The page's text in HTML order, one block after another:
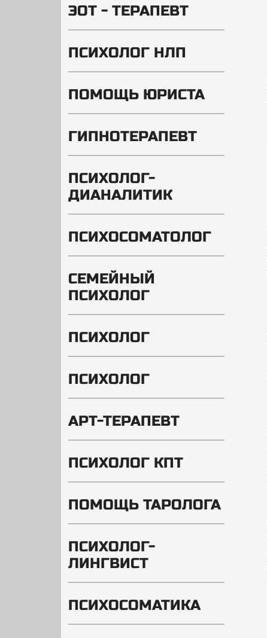
ЭОТ - ТЕРАПЕВТ
ПСИХОЛОГ НЛП
ПОМОЩЬ ЮРИСТА
ГИПНОТЕРАПЕВТ
ПСИХОЛОГ-
ДИАНАЛИТИК
ПСИХОСОМАТОЛОГ
СЕМЕЙНЫЙ
ПСИХОЛОГ
ПСИХОЛОГ
ПСИХОЛОГ
АРТ-ТЕРАПЕВТ
ПСИХОЛОГ КПТ
ПОМОЩЬ ТАРОЛОГА
ПСИХОЛОГ-
ЛИНГВИСТ
ПСИХОСОМАТИКА